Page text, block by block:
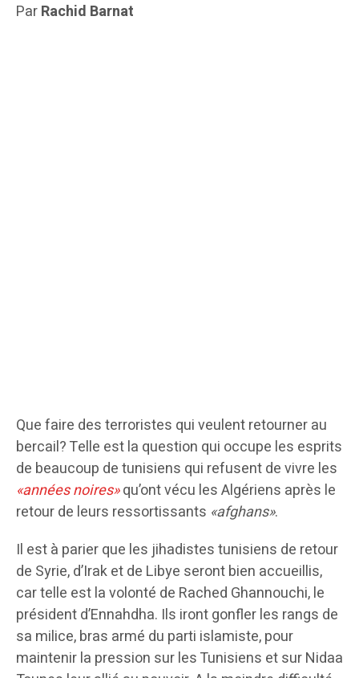
ParRachid Barnat
Que faire des terroristes qui veulent retourner au
bercail? Telle est la question qui occupe les esprits
de beaucoup de tunisiens qui refusent de vivre les
«années noires»qu’ont vécu les Algériens après le
retour de leurs ressortissants «afghans».
Il est à parier que les jihadistes tunisiens de retour
de Syrie, d’Irak et de Libye seront bien accueillis,
car telle est la volonté de Rached Ghannouchi, le
président d’Ennahdha. Ils iront gonfler les rangs de
sa milice, bras armé du parti islamiste, pour
maintenir la pression sur les Tunisiens et sur Nidaa